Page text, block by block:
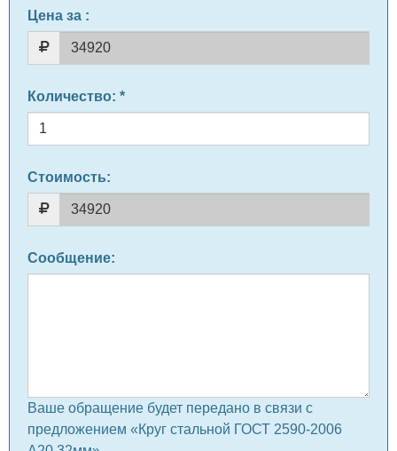
Цена за :
Количество: *
Стоимость:
Сообщение:
Ваше обращение будет передано в связи с
предложением «Круг стальной ГОСТ 2590-2006